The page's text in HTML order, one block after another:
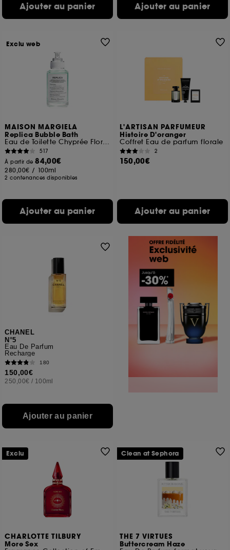
Ajouter au panier Ajouter au panier
MAISON MARGIELA
Replica Bubble Bath
Eau de Toilette Chyprée Florale
517
À partir de84,00€
280,00€ / 100ml
2 contenances disponibles
Ajouter au panier
Exclu web
L'ARTISAN PARFUMEUR
Histoire D'oranger
Coffret Eau de parfum florale
2
150,00€
Ajouter au panier
CHANEL
N°5
Eau De Parfum
Recharge
180
150,00€
250,00€ / 100ml
Ajouter au panier
CHARLOTTE TILBURY
More Sex
Exclu
THE 7 VIRTUES
Buttercream Haze
Clean at Sephora